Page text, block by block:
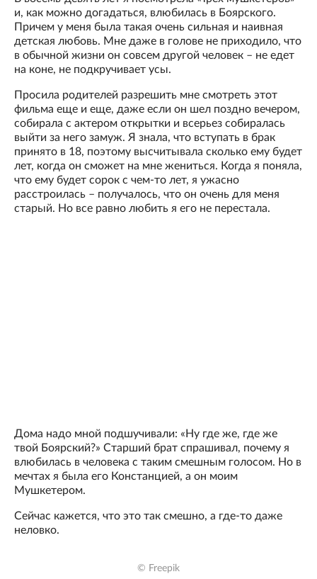
и, как можно догадаться, влюбилась в Боярского.
Причем у меня была такая очень сильная и наивная
детская любовь. Мне даже в голове не приходило, что
в обычной жизни он совсем другой человек – не едет
на коне, не подкручивает усы.
Просила родителей разрешить мне смотреть этот
фильма еще и еще, даже если он шел поздно вечером,
собирала с актером открытки и всерьез собиралась
выйти за него замуж. Я знала, что вступать в брак
принято в 18, поэтому высчитывала сколько ему будет
лет, когда он сможет на мне жениться. Когда я поняла,
что ему будет сорок с чем-то лет, я ужасно
расстроилась – получалось, что он очень для меня
старый. Но все равно любить я его не перестала.
Дома надо мной подшучивали: «Ну где же, где же
твой Боярский?» Старший брат спрашивал, почему я
влюбилась в человека с таким смешным голосом. Но в
мечтах я была его Констанцией, а он моим
Мушкетером.
Сейчас кажется, что это так смешно, а где-то даже
неловко.
© Freepik